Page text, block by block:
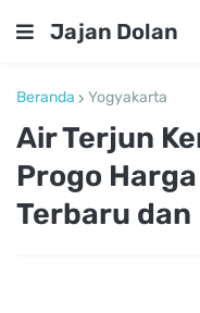
Jajan Dolan
Beranda Yogyakarta
Air Terjun
Progo
Terbaru dan